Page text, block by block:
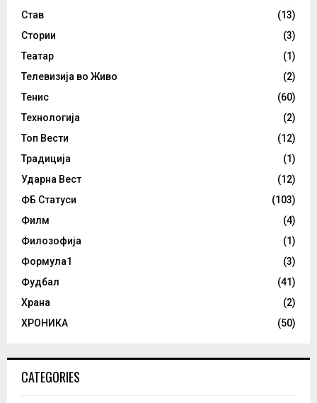
Став
(13)
Стории
(3)
Театар
(1)
Телевизија во Живо
(2)
Тенис
(60)
Технологија
(2)
Топ Вести
(12)
Традиција
(1)
Ударна Вест
(12)
ФБ Статуси
(103)
Филм
(4)
Филозофија
(1)
Формула1
(3)
Фудбал
(41)
Храна
(2)
ХРОНИКА
(50)
CATEGORIES